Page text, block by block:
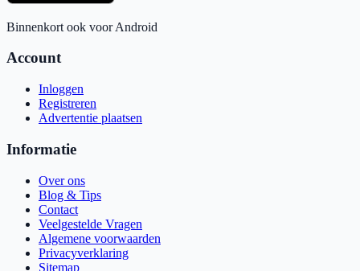
Binnenkort ook voor Android
Account
Inloggen
Registreren
Advertentie plaatsen
Informatie
Over ons
Blog & Tips
Contact
Veelgestelde Vragen
Algemene voorwaarden
Privacyverklaring
Sitemap